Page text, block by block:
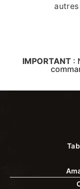
IMPORTANT :